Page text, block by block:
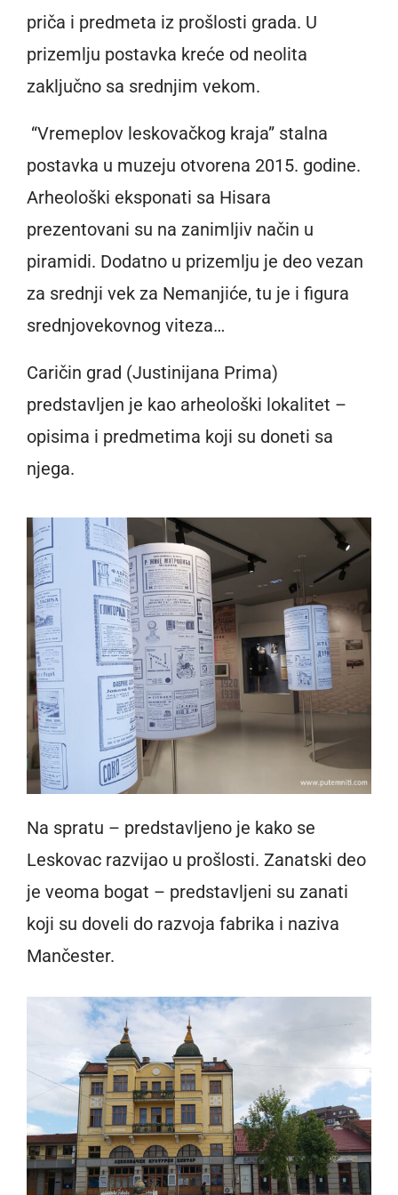
priča i predmeta iz prošlosti grada. U
prizemlju postavka kreće od neolita
zaključno sa srednjim vekom.
“Vremeplov leskovačkog kraja” stalna
postavka u muzeju otvorena 2015. godine.
Arheološki eksponati sa Hisara
prezentovani su na zanimljiv način u
piramidi. Dodatno u prizemlju je deo vezan
za srednji vek za Nemanjiće, tu je i figura
srednjovekovnog viteza…
Caričin grad (Justinijana Prima)
predstavljen je kao arheološki lokalitet –
opisima i predmetima koji su doneti sa
njega.
Na spratu – predstavljeno je kako se
Leskovac razvijao u prošlosti. Zanatski deo
je veoma bogat – predstavljeni su zanati
koji su doveli do razvoja fabrika i naziva
Mančester.